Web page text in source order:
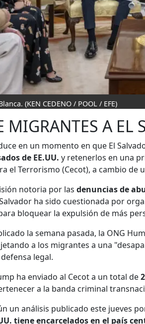
(KEN CEDENO / POOL / EFE)
MIGRANTES A EL
en un momento en que El
de EE.UU. y retenerlos en una
el Terrorismo (Cecot), a cambio de
notoria por las denuncias de
ha sido cuestionada por
bloquear la expulsión de más
la semana pasada, la ONG
a los migrantes a una
legal.
ha enviado al Cecot a un total de
a la banda criminal
un análisis publicado este jueves
tiene encarcelados en el país